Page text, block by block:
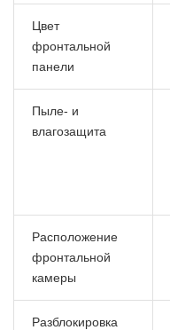
Цвет
фронтальной
панели
Пыле- и
влагозащита
Расположение
фронтальной
камеры
Разблокировка